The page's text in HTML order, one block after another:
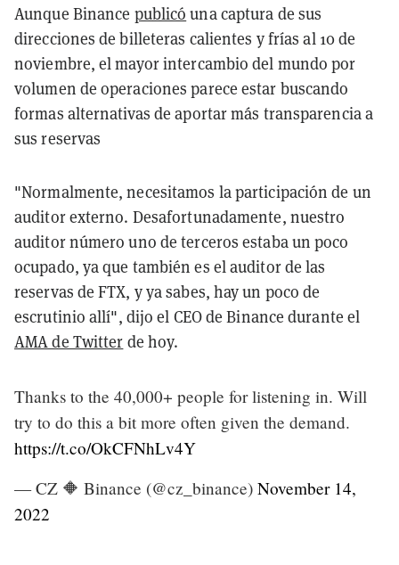
Aunque Binance publicó una captura de sus
direcciones de billeteras calientes y frías al 10 de
noviembre, el mayor intercambio del mundo por
volumen de operaciones parece estar buscando
formas alternativas de aportar más transparencia a
sus reservas
"Normalmente, necesitamos la participación de un
auditor externo. Desafortunadamente, nuestro
auditor número uno de terceros estaba un poco
ocupado, ya que también es el auditor de las
reservas de FTX, y ya sabes, hay un poco de
escrutinio allí", dijo el CEO de Binance durante el
AMA de Twitter de hoy.
Thanks to the 40,000+ people for listening in. Will
try to do this a bit more often given the demand.
https://t.co/OkCFNhLv4Y
— CZ 🔶 Binance (@cz_binance) November 14,
2022